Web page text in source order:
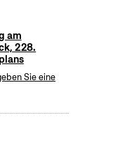
am
228.
Sie eine